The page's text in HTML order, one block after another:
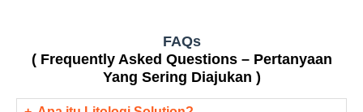
FAQs
( Frequently Asked Questions – Pertanyaan
Yang Sering Diajukan )